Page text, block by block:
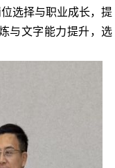
选择与职业成长，提
与文字能力提升，选